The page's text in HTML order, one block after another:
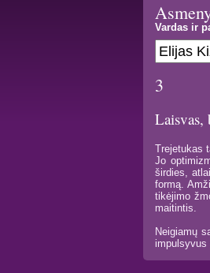
Vardas ir
3
Laisvas,
Trejetukas
Jo
širdies,
formą.
tikėjimo
maitintis.
Neigiamų
impulsyvus